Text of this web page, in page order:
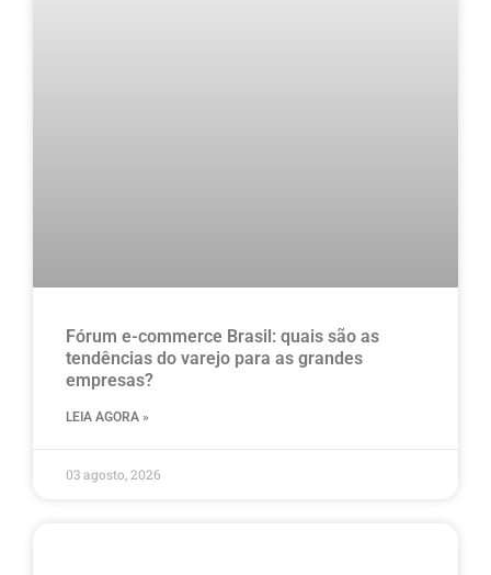
Fórum e-commerce Brasil: quais são as
tendências do varejo para as grandes
empresas?
LEIA AGORA »
03 agosto, 2026